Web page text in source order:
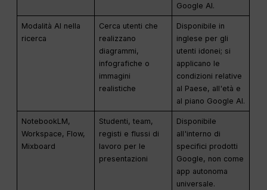
Google AI.
Modalità AI nella
ricerca
Cerca utenti che
realizzano
diagrammi,
infografiche o
immagini
realistiche
Disponibile in
inglese per gli
utenti idonei; si
applicano le
condizioni relative
al Paese, all'età e
al piano Google AI.
NotebookLM,
Workspace, Flow,
Mixboard
Studenti, team,
registi e flussi di
lavoro per le
presentazioni
Disponibile
all'interno di
specifici prodotti
Google, non come
app autonoma
universale.